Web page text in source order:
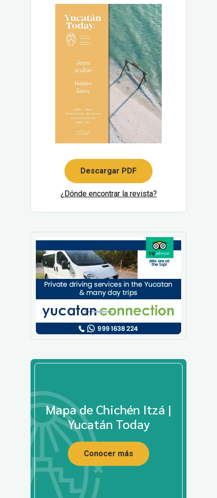
Descargar PDF
¿Dónde encontrar la revista?
Mapa de Chichén Itzá |
Yucatán Today
Conocer más